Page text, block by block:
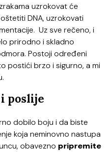
uzrokovat će
DNA, uzrokovati
Uz sve rečeno, i
prirodno i skladno
Postoji određeni
postići brzo i sigurno, a mi
poslije
dobilo boju i da biste
koja neminovno nastupa
obavezno pripremite